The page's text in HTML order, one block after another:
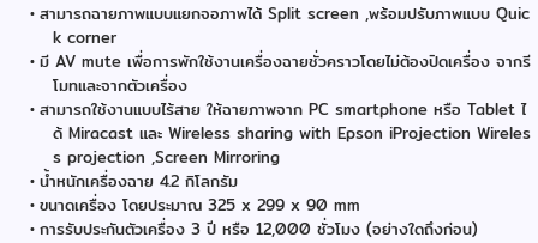
สามารถฉายภาพแบบแยกจอภาพได้ Split screen ,พร้อมปรับภาพแบบ Quic
k corner
มี AV mute เพื่อการพักใช้งานเครื่องฉายชั่วคราวโดยไม่ต้องปิดเครื่อง จากรี
โมทและจากตัวเครื่อง
สามารถใช้งานแบบไร้สาย ให้ฉายภาพจาก PC smartphone หรือ Tablet ไ
ด้ Miracast และ Wireless sharing with Epson iProjection Wireles
s projection ,Screen Mirroring
น้ำหนักเครื่องฉาย 4.2 กิโลกรัม
ขนาดเครื่อง โดยประมาณ 325 x 299 x 90 mm
การรับประกันตัวเครื่อง 3 ปี หรือ 12,000 ชั่วโมง (อย่างใดถึงก่อน)